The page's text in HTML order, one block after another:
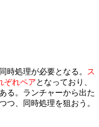
時処理が必要となる。
ス
ぞれペアとなっており、
る。ランチャーから出た
つ、同時処理を狙おう。